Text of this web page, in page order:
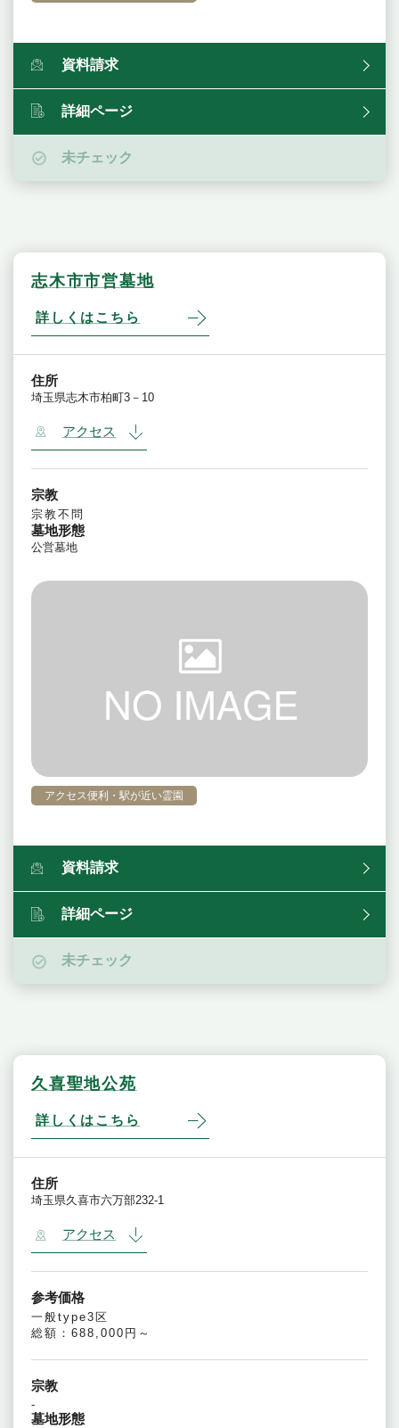
資料請求
詳細ページ
未チェック
志木市市営墓地
詳しくはこちら
アクセス便利・駅が近い霊園
住所
埼玉県志木市柏町3－10
アクセス
宗教
宗教不問
墓地形態
公営墓地
資料請求
詳細ページ
未チェック
久喜聖地公苑
詳しくはこちら
住所
埼玉県久喜市六万部232-1
アクセス
参考価格
一般type3区
総額：688,000円～
宗教
-
墓地形態